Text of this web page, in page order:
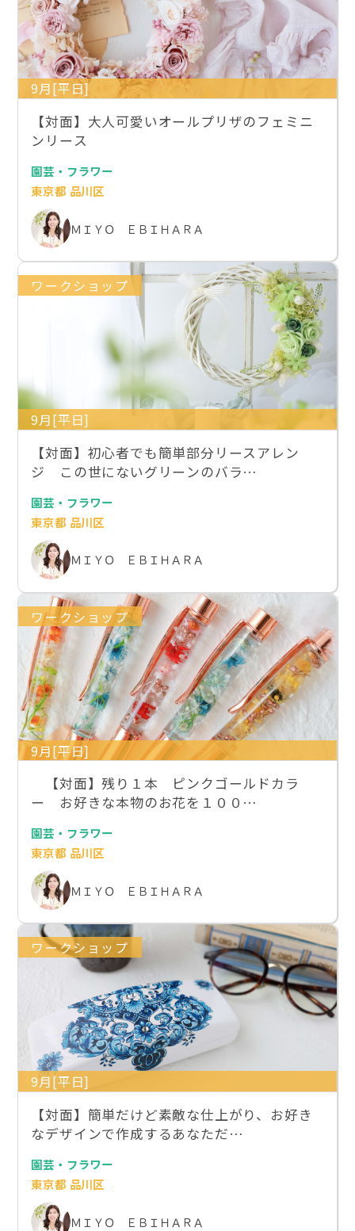
9月[平日]
【対面】大人可愛いオールプリザのフェミニ
ンリース
園芸・フラワー
東京都 品川区
ＭＩＹＯ ＥＢＩＨＡＲＡ
ワークショップ
9月[平日]
【対面】初心者でも簡単部分リースアレン
ジ この世にないグリーンのバラ…
園芸・フラワー
東京都 品川区
ＭＩＹＯ ＥＢＩＨＡＲＡ
ワークショップ
9月[平日]
【対面】残り１本 ピンクゴールドカラ
ー お好きな本物のお花を１００…
園芸・フラワー
東京都 品川区
ＭＩＹＯ ＥＢＩＨＡＲＡ
ワークショップ
9月[平日]
【対面】簡単だけど素敵な仕上がり、お好き
なデザインで作成するあなただ…
園芸・フラワー
東京都 品川区
ＭＩＹＯ ＥＢＩＨＡＲＡ